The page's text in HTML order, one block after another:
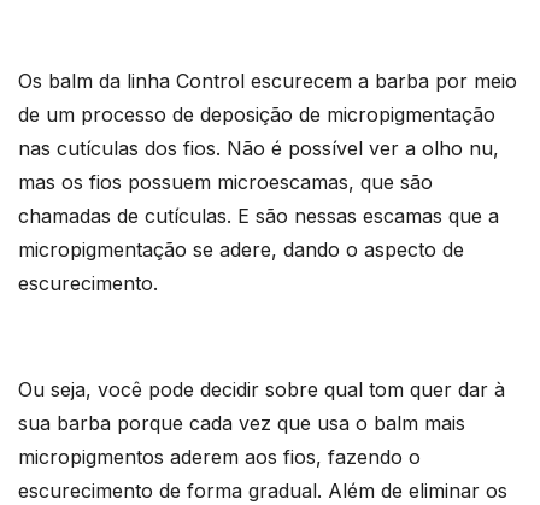
Os balm da linha Control escurecem a barba por meio
de um processo de deposição de micropigmentação
nas cutículas dos fios. Não é possível ver a olho nu,
mas os fios possuem microescamas, que são
chamadas de cutículas. E são nessas escamas que a
micropigmentação se adere, dando o aspecto de
escurecimento.
Ou seja, você pode decidir sobre qual tom quer dar à
sua barba porque cada vez que usa o balm mais
micropigmentos aderem aos fios, fazendo o
escurecimento de forma gradual. Além de eliminar os